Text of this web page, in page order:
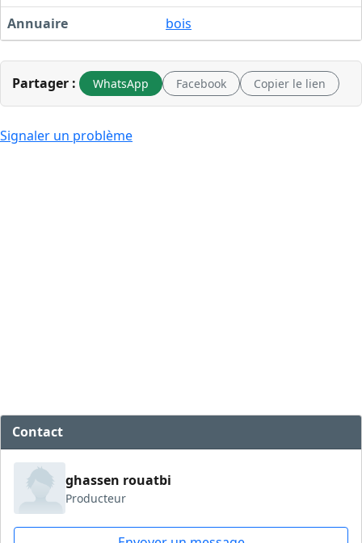
Annuaire
bois
Partager : WhatsApp Facebook Copier le lien
Signaler un problème
Contact
ghassen rouatbi
Producteur